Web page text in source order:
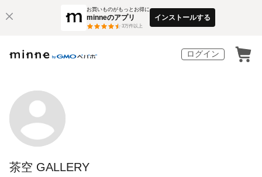
お買いものがもっとお得に
minneのアプリ
3万件以上
インストールする
ログイン
茶空 GALLERY